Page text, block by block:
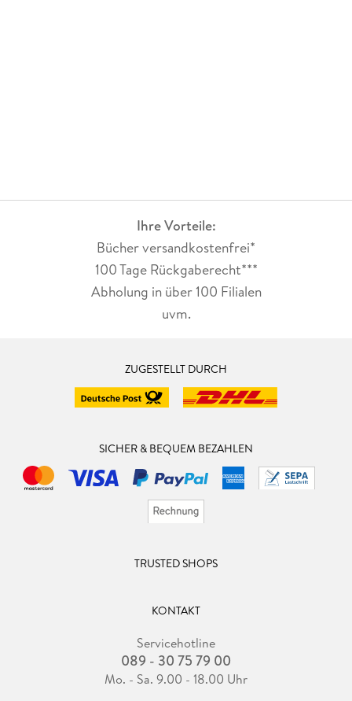
Ihre Vorteile:
Bücher versandkostenfrei*
100 Tage Rückgaberecht***
Abholung in über 100 Filialen
uvm.
ZUGESTELLT DURCH
SICHER & BEQUEM BEZAHLEN
TRUSTED SHOPS
KONTAKT
Servicehotline
089 - 30 75 79 00
Mo. - Sa. 9.00 - 18.00 Uhr